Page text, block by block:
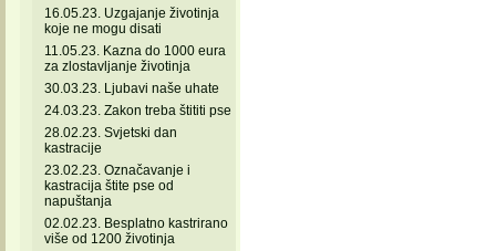
16.05.23. Uzgajanje životinja
koje ne mogu disati
11.05.23. Kazna do 1000 eura
za zlostavljanje životinja
30.03.23. Ljubavi naše uhate
24.03.23. Zakon treba štititi pse
28.02.23. Svjetski dan
kastracije
23.02.23. Označavanje i
kastracija štite pse od
napuštanja
02.02.23. Besplatno kastrirano
više od 1200 životinja